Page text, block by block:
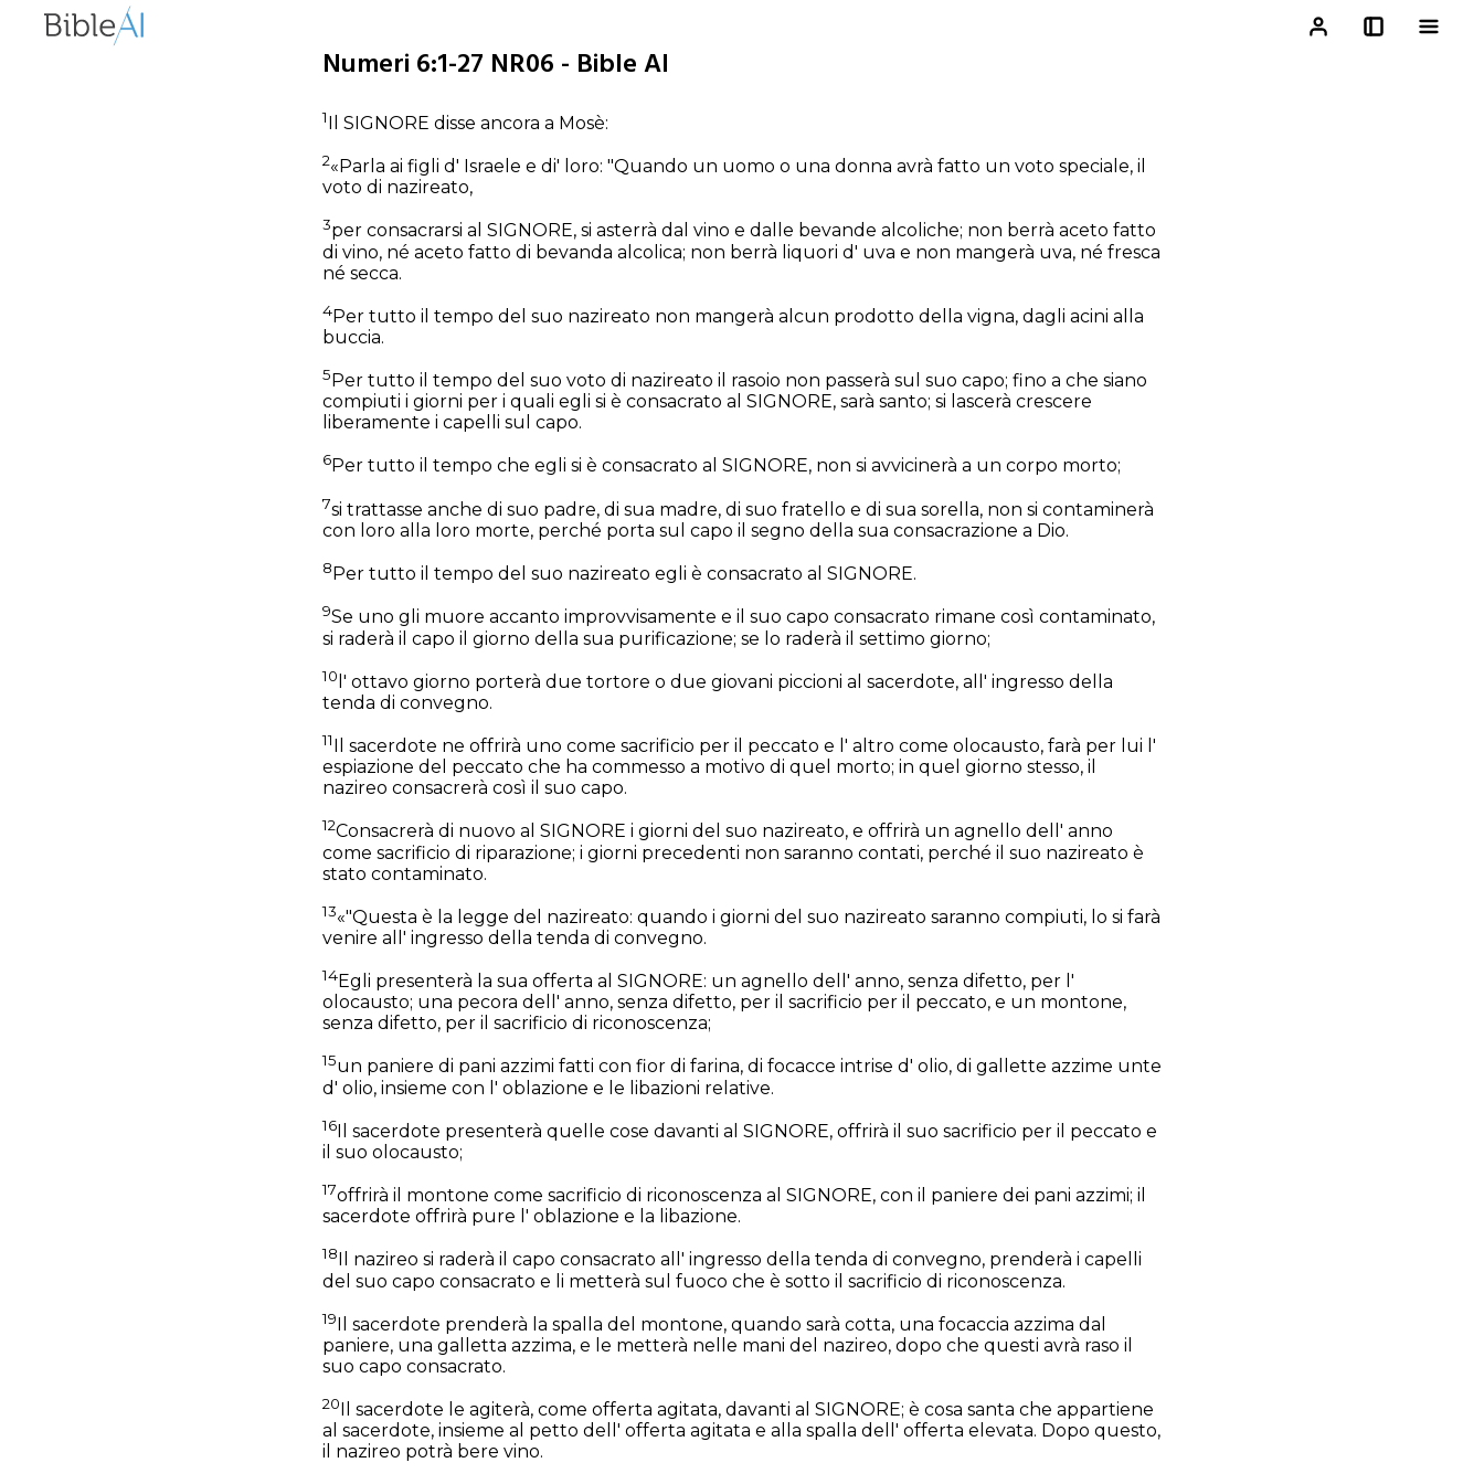
Numeri 6:1-27 NR06 - Bible AI
1Il SIGNORE disse ancora a Mosè:
2«Parla ai figli d' Israele e di' loro: "Quando un uomo o una donna avrà fatto un voto speciale, il
voto di nazireato,
3per consacrarsi al SIGNORE, si asterrà dal vino e dalle bevande alcoliche; non berrà aceto fatto
di vino, né aceto fatto di bevanda alcolica; non berrà liquori d' uva e non mangerà uva, né fresca
né secca.
4Per tutto il tempo del suo nazireato non mangerà alcun prodotto della vigna, dagli acini alla
buccia.
5 Per tutto il tempo del suo voto di nazireato il rasoio non passerà sul suo capo; fino a che siano
compiuti i giorni per i quali egli si è consacrato al SIGNORE, sarà santo; si lascerà crescere
liberamente i capelli sul capo.
6Per tutto il tempo che egli si è consacrato al SIGNORE, non si avvicinerà a un corpo morto;
7si trattasse anche di suo padre, di sua madre, di suo fratello e di sua sorella, non si contaminerà
con loro alla loro morte, perché porta sul capo il segno della sua consacrazione a Dio.
8 Per tutto il tempo del suo nazireato egli è consacrato al SIGNORE.
9Se uno gli muore accanto improvvisamente e il suo capo consacrato rimane così contaminato,
si raderà il capo il giorno della sua purificazione; se lo raderà il settimo giorno;
10 l' ottavo giorno porterà due tortore o due giovani piccioni al sacerdote, all' ingresso della
tenda di convegno.
11
Il sacerdote ne offrirà uno come sacrificio per il peccato e l' altro come olocausto, farà per lui l'
espiazione del peccato che ha commesso a motivo di quel morto; in quel giorno stesso, il
nazireo consacrerà così il suo capo.
12Consacrerà di nuovo al SIGNORE i giorni del suo nazireato, e offrirà un agnello dell' anno
come sacrificio di riparazione; i giorni precedenti non saranno contati, perché il suo nazireato è
stato contaminato.
13«"Questa è la legge del nazireato: quando i giorni del suo nazireato saranno compiuti, lo si farà
venire all' ingresso della tenda di convegno.
14Egli presenterà la sua offerta al SIGNORE: un agnello dell' anno, senza difetto, per l'
olocausto; una pecora dell' anno, senza difetto, per il sacrificio per il peccato, e un montone,
senza difetto, per il sacrificio di riconoscenza;
15un paniere di pani azzimi fatti con fior di farina, di focacce intrise d' olio, di gallette azzime unte
d' olio, insieme con l' oblazione e le libazioni relative.
16Il sacerdote presenterà quelle cose davanti al SIGNORE, offrirà il suo sacrificio per il peccato e
il suo olocausto;
17offrirà il montone come sacrificio di riconoscenza al SIGNORE, con il paniere dei pani azzimi; il
sacerdote offrirà pure l' oblazione e la libazione.
18
Il nazireo si raderà il capo consacrato all' ingresso della tenda di convegno, prenderà i capelli
del suo capo consacrato e li metterà sul fuoco che è sotto il sacrificio di riconoscenza.
19Il sacerdote prenderà la spalla del montone, quando sarà cotta, una focaccia azzima dal
paniere, una galletta azzima, e le metterà nelle mani del nazireo, dopo che questi avrà raso il
suo capo consacrato.
20
Il sacerdote le agiterà, come offerta agitata, davanti al SIGNORE; è cosa santa che appartiene
al sacerdote, insieme al petto dell' offerta agitata e alla spalla dell' offerta elevata. Dopo questo,
il nazireo potrà bere vino.